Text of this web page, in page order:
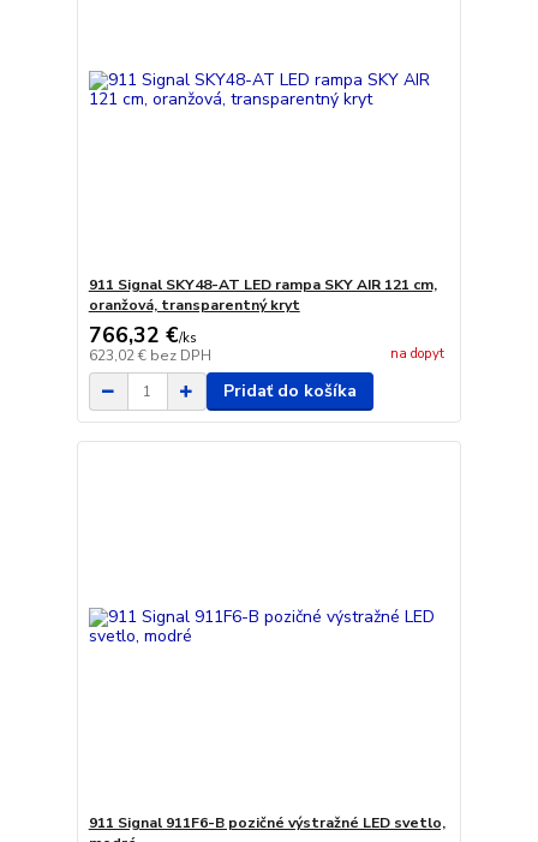
911 Signal SKY48-AT LED rampa SKY AIR 121 cm,
oranžová, transparentný kryt
766,32 €/ks
623,02 € bez DPH na dopyt
Pridať do košíka
911 Signal 911F6-B pozičné výstražné LED svetlo,